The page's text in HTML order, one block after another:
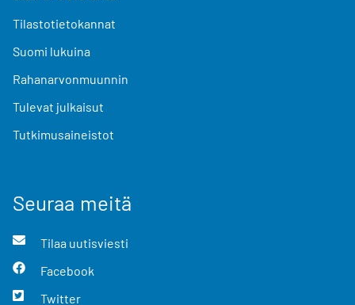
Tilastotietokannat
Suomi lukuina
Rahanarvonmuunnin
Tulevat julkaisut
Tutkimusaineistot
Seuraa meitä
Tilaa uutisviesti
Facebook
Twitter